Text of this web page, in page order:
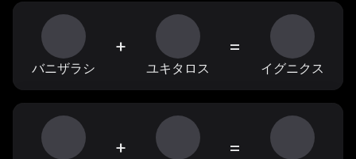
バニザラシ
+
ユキタロス
=
イグニクス
+ =